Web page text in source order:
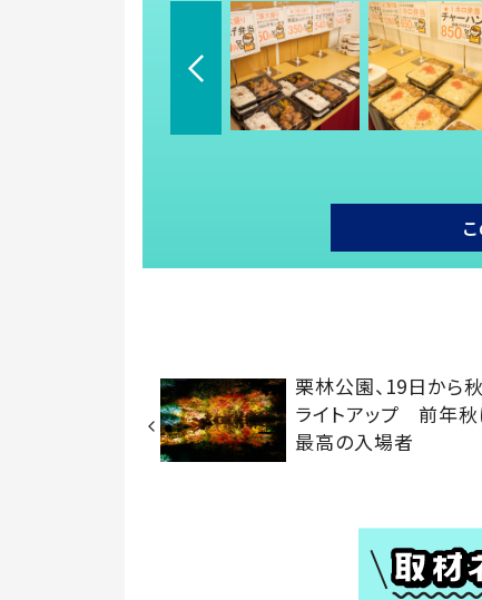
栗林公園、19日から
ライトアップ 前年
最高の入場者